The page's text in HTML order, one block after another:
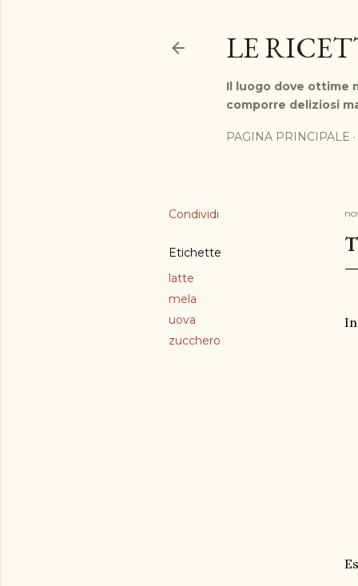
LE
Il luogo dove ottime
comporre deliziosi
PAGINA PRINCIPALE
Condividi
Etichette
latte
mela
uova
zucchero